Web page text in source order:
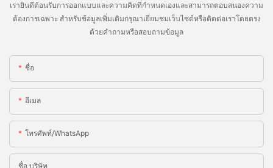
เรายินดีต้อนรับการออกแบบและความคิดที่กำหนดเองและสามารถตอบสนองความ
ต้องการเฉพาะ สำหรับข้อมูลเพิ่มเติมกรุณาเยี่ยมชมเว็บไซต์หรือติดต่อเราโดยตรง
ด้วยคำถามหรือสอบถามข้อมูล
ชื่อ
อีเมล
โทรศัพท์/WhatsApp
ชื่อ บริษัท